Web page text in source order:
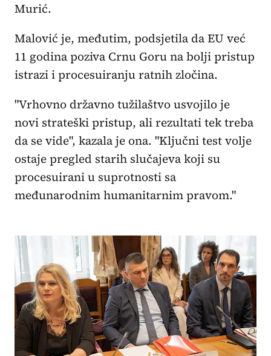
Murić.
Malović je, međutim, podsjetila da EU već
11 godina poziva Crnu Goru na bolji pristup
istrazi i procesuiranju ratnih zločina.
"Vrhovno državno tužilaštvo usvojilo je
novi strateški pristup, ali rezultati tek treba
da se vide", kazala je ona. "Ključni test volje
ostaje pregled starih slučajeva koji su
procesuirani u suprotnosti sa
međunarodnim humanitarnim pravom."